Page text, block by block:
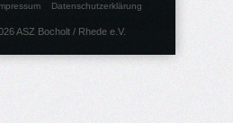
Datenschutzerklärung
ASZ Bocholt / Rhede e.V.